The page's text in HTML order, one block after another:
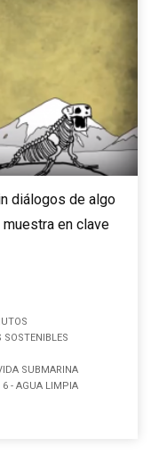
SOSTENIBLES
SUBMARINA
6 - AGUA LIMPIA
diálogos de algo
en clave